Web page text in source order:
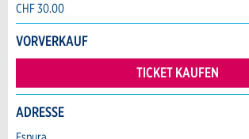
Nachricht
ANZEIGE WEITEREMPFEHLEN
Schliessen
Strasse und Nr. *:
PLZ / Ort *:
CHF 30.00
VORVERKAUF
TICKET KAUFEN
ADRESSE